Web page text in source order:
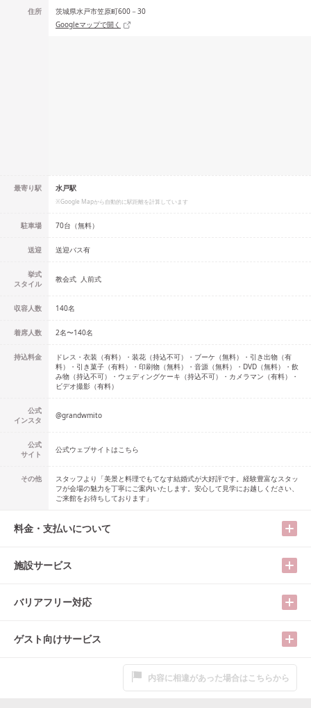
住所
茨城県水戸市笠原町600－30
Googleマップで開く
最寄り駅 水戸駅
※Google Mapから自動的に駅距離を計算しています
駐車場 70台（無料）
送迎 送迎バス有
挙式
スタイル
教会式 人前式
収容人数 140名
着席人数 2名〜140名
持込料金
ドレス・衣装（有料）・装花（持込不可）・ブーケ（無料）・引き出物（有
料）・引き菓子（有料）・印刷物（無料）・音源（無料）・DVD（無料）・飲
み物（持込不可）・ウェディングケーキ（持込不可）・カメラマン（有料）・
ビデオ撮影（有料）
公式
インスタ
@grandwmito
公式
サイト
公式ウェブサイトはこちら
その他
スタッフより「美景と料理でもてなす結婚式が大好評です。経験豊富なスタッ
フが会場の魅力を丁寧にご案内いたします。安心して見学にお越しください、
ご来館をお待ちしております」
料金・支払いについて
施設サービス
バリアフリー対応
ゲスト向けサービス
内容に相違があった場合はこちらから